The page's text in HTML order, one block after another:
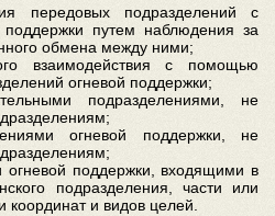
передовых подразделений с
поддержки путем наблюдения за
обмена между ними;
взаимодействия с помощью
огневой поддержки;
подразделениями, не
огневой поддержки, не
огневой поддержки, входящими в
подразделения, части или
координат и видов целей.